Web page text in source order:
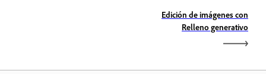
Edición de imágenes con
Relleno generativo